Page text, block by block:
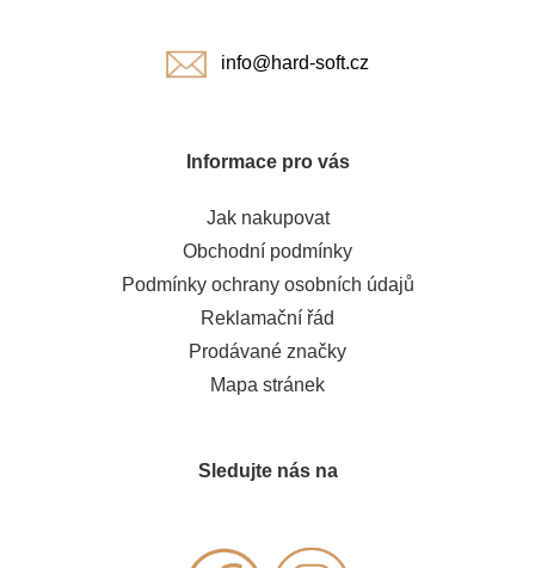
info@hard-soft.cz
Informace pro vás
Jak nakupovat
Obchodní podmínky
Podmínky ochrany osobních údajů
Reklamační řád
Prodávané značky
Mapa stránek
Sledujte nás na